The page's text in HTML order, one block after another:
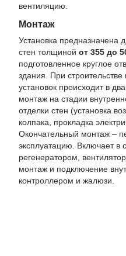
вентиляцию.
Монтаж
Установка предназначена
стен толщиной от 355 до
подготовленное круглое
здания. При
установок происходит в
монтаж на стадии
отделки стен (установка
колпака, прокладка
Окончательный монтаж –
эксплуатацию. Включает в
регенератором,
монтаж и подключение
контроллером и жалюзи.